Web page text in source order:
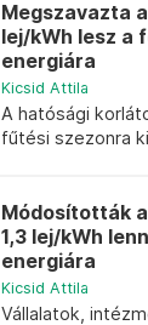
Megszavazta
lej/kWh lesz a
energiára
Kicsid Attila
A hatósági
fűtési szezonra
Módosították
1,3 lej/kWh
energiára
Kicsid Attila
Vállalatok,